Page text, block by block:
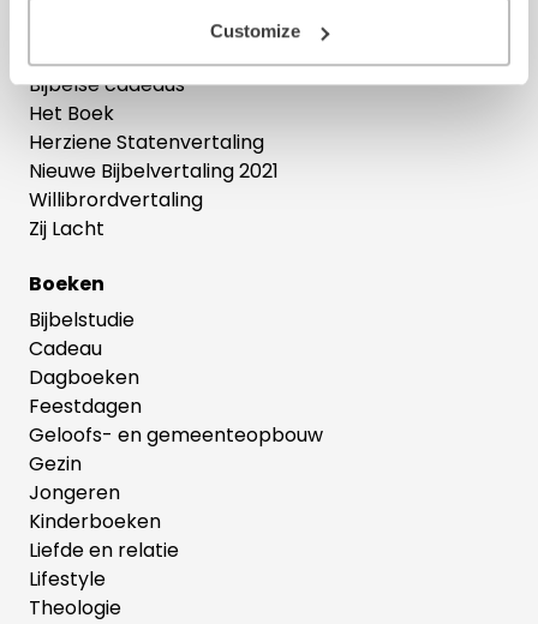
Customize
Bijbelse cadeaus
Het Boek
Herziene Statenvertaling
Nieuwe Bijbelvertaling 2021
Willibrordvertaling
Zij Lacht
Boeken
Bijbelstudie
Cadeau
Dagboeken
Feestdagen
Geloofs- en gemeenteopbouw
Gezin
Jongeren
Kinderboeken
Liefde en relatie
Lifestyle
Theologie